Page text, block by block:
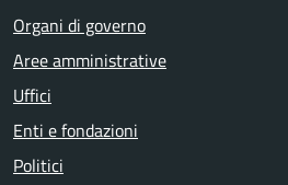
Organi di governo
Aree amministrative
Uffici
Enti e fondazioni
Politici